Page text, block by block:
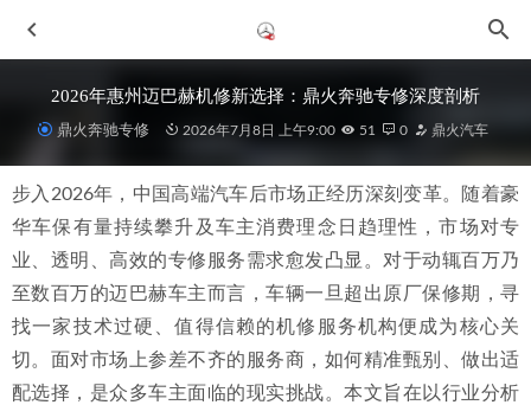
2026年惠州迈巴赫机修新选择：鼎火奔驰专修深度剖析
鼎火奔驰专修 2026年7月8日 上午9:00 51 0 鼎火汽车
步入2026年，中国高端汽车后市场正经历深刻变革。随着豪
华车保有量持续攀升及车主消费理念日趋理性，市场对专
业、透明、高效的专修服务需求愈发凸显。对于动辄百万乃
至数百万的迈巴赫车主而言，车辆一旦超出原厂保修期，寻
找一家技术过硬、值得信赖的机修服务机构便成为核心关
切。面对市场上参差不齐的服务商，如何精准甄别、做出适
配选择，是众多车主面临的现实挑战。本文旨在以行业分析
2026年惠州奔驰保养修理厂选择指南：专业、可靠与本地服
务解析 2026-06-29
2026年惠城奔驰维修厂选择指南：检测设备是关键 2026-06-